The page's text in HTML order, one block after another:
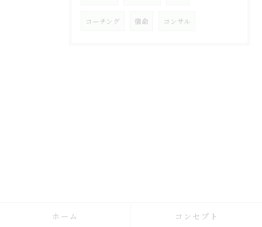
コーチング 宿命 コンサル
ホーム コンセプト